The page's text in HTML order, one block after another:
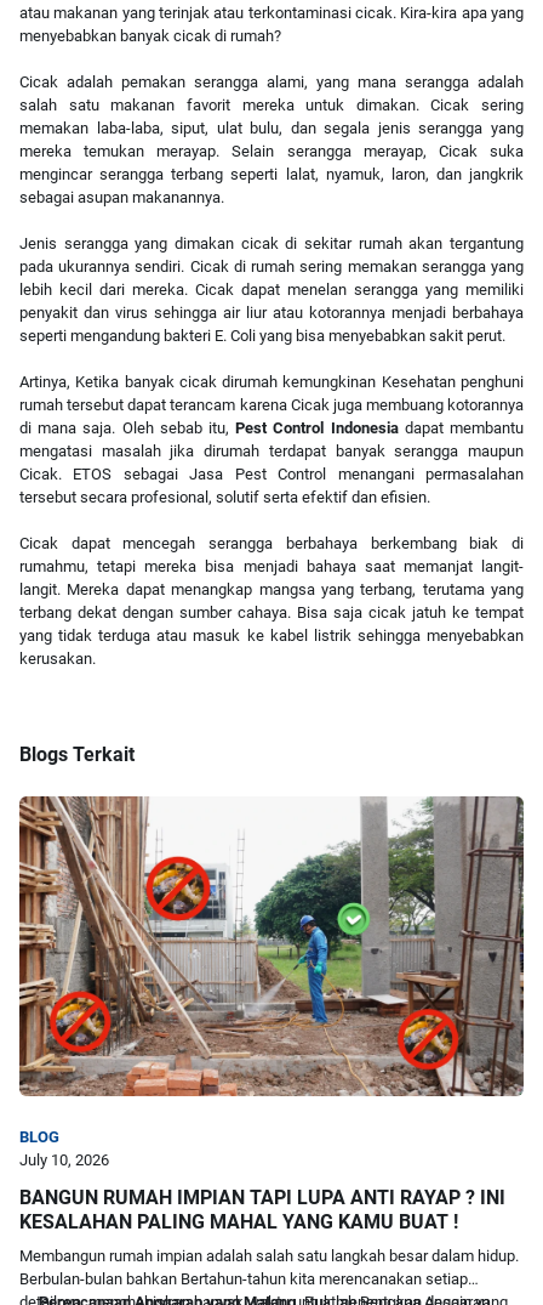
atau makanan yang terinjak atau terkontaminasi cicak. Kira-kira apa yang
menyebabkan banyak cicak di rumah?
Cicak adalah pemakan serangga alami, yang mana serangga adalah
salah satu makanan favorit mereka untuk dimakan. Cicak sering
memakan laba-laba, siput, ulat bulu, dan segala jenis serangga yang
mereka temukan merayap. Selain serangga merayap, Cicak suka
mengincar serangga terbang seperti lalat, nyamuk, laron, dan jangkrik
sebagai asupan makanannya.
Jenis serangga yang dimakan cicak di sekitar rumah akan tergantung
pada ukurannya sendiri. Cicak di rumah sering memakan serangga yang
lebih kecil dari mereka. Cicak dapat menelan serangga yang memiliki
penyakit dan virus sehingga air liur atau kotorannya menjadi berbahaya
seperti mengandung bakteri E. Coli yang bisa menyebabkan sakit perut.
Artinya, Ketika banyak cicak dirumah kemungkinan Kesehatan penghuni
rumah tersebut dapat terancam karena Cicak juga membuang kotorannya
di mana saja. Oleh sebab itu,Pest Control Indonesiadapat membantu
mengatasi masalah jika dirumah terdapat banyak serangga maupun
Cicak. ETOS sebagai Jasa Pest Control menangani permasalahan
tersebut secara profesional, solutif serta efektif dan efisien.
Cicak dapat mencegah serangga berbahaya berkembang biak di
rumahmu, tetapi mereka bisa menjadi bahaya saat memanjat langit-
langit. Mereka dapat menangkap mangsa yang terbang, terutama yang
terbang dekat dengan sumber cahaya. Bisa saja cicak jatuh ke tempat
yang tidak terduga atau masuk ke kabel listrik sehingga menyebabkan
kerusakan.
Blogs Terkait
BLOG
July 10, 2026
BANGUN RUMAH IMPIAN TAPI LUPA ANTI RAYAP ? INI
KESALAHAN PALING MAHAL YANG KAMU BUAT !
Membangun rumah impian adalah salah satu langkah besar dalam hidup.
Berbulan-bulan bahkan Bertahun-tahun kita merencanakan setiap